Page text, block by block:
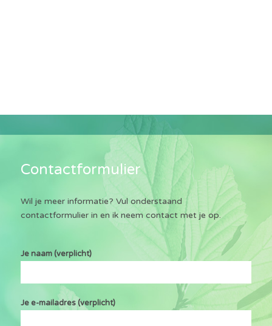
Contactformulier
Wil je meer informatie? Vul onderstaand
contactformulier in en ik neem contact met je op.
Gelieve dit veld leeg te laten.
Gelieve dit veld leeg te laten.
Je naam (verplicht)
Je e-mailadres (verplicht)